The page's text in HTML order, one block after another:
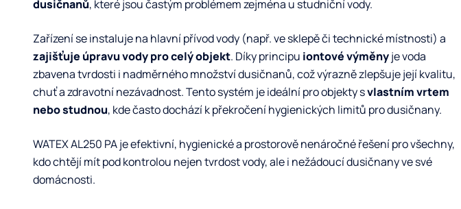
dusičnanů, které jsou častým problémem zejména u studniční vody.
Zařízení se instaluje na hlavní přívod vody (např. ve sklepě či technické místnosti) a
zajišťuje úpravu vody pro celý objekt. Díky principu iontové výměnyje voda
zbavena tvrdosti i nadměrného množství dusičnanů, což výrazně zlepšuje její kvalitu,
chuť a zdravotní nezávadnost. Tento systém je ideální pro objekty svlastním vrtem
nebo studnou, kde často dochází k překročení hygienických limitů pro dusičnany.
WATEX AL250 PA je efektivní, hygienické a prostorově nenáročné řešení pro všechny,
kdo chtějí mít pod kontrolou nejen tvrdost vody, ale i nežádoucí dusičnany ve své
domácnosti.